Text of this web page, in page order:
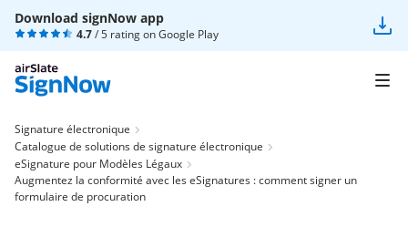
Download signNow app
4.7/ 5 rating onGoogle Play
Signature électronique
Catalogue de solutions de signature électronique
eSignature pour Modèles Légaux
Augmentez la conformité avec les eSignatures : comment signer un
formulaire de procuration